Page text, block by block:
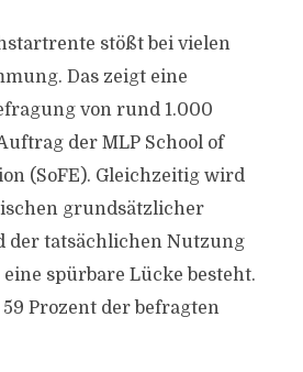
stößt bei vielen
Das zeigt eine
von rund 1.000
der MLP School of
(SoFE). Gleichzeitig wird
grundsätzlicher
der tatsächlichen Nutzung
eine spürbare Lücke besteht.
Prozent der befragten